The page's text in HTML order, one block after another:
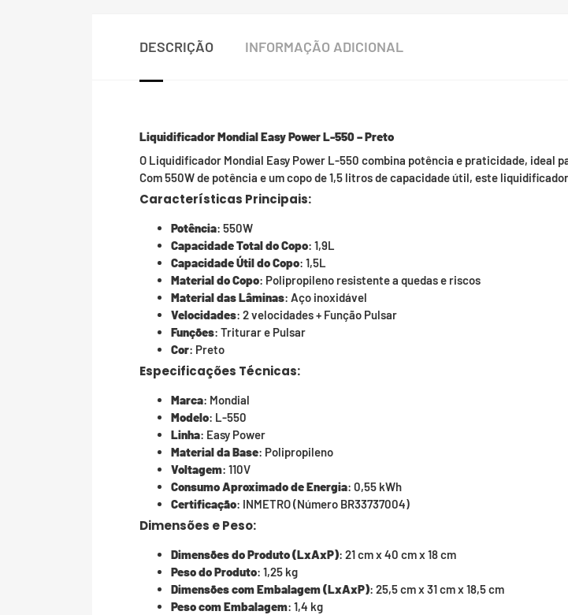
DESCRIÇÃO INFORMAÇÃO ADICIONAL
Liquidificador Mondial Easy Power L-550 – Preto
O Liquidificador Mondial Easy Power L-550 combina potência e praticidade, ideal
Com 550W de potência e um copo de 1,5 litros de capacidade útil, este
Características Principais:
Potência: 550W
Capacidade Total do Copo: 1,9L
Capacidade Útil do Copo: 1,5L
Material do Copo: Polipropileno resistente a quedas e riscos
Material das Lâminas: Aço inoxidável
Velocidades: 2 velocidades + Função Pulsar
Funções: Triturar e Pulsar
Cor: Preto
Especificações Técnicas:
Marca: Mondial
Modelo: L-550
Linha: Easy Power
Material da Base: Polipropileno
Voltagem: 110V
Consumo Aproximado de Energia: 0,55 kWh
Certificação: INMETRO (Número BR33737004)
Dimensões e Peso:
Dimensões do Produto (LxAxP): 21 cm x 40 cm x 18 cm
Peso do Produto: 1,25 kg
Dimensões com Embalagem (LxAxP): 25,5 cm x 31 cm x 18,5 cm
Peso com Embalagem: 1,4 kg